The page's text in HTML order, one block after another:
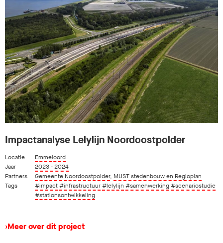
Impactanalyse Lelylijn Noordoostpolder
Locatie
Emmeloord
Jaar
2023 - 2024
Partners
Gemeente Noordoostpolder, MUST stedenbouw en Regioplan
Tags
#impact#infrastructuur#lelylijn #samenwerking#scenariostudie
#stationsontwikkeling
›Meer over dit project